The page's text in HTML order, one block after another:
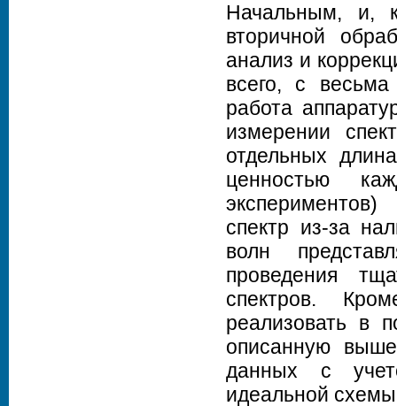
Начальным, и,
вторичной
анализ и
всего, с
работа
измерении
отдельных
ценностью
спектр из-за
волн
проведения
спектров.
реализовать в
описанную
данных с
идеальной